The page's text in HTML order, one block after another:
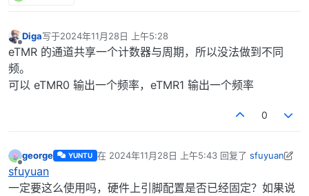
离线
Diga写于2024年11月28日 上午5:28
最后由 编辑
eTMR 的通道共享一个计数器与周期，所以没法做到不同
频。
可以 eTMR0 输出一个频率，eTMR1 输出一个频率
0
离线
george YUNTU 在 2024年11月28日 上午5:43回复了 sfuyuan
最后由 george 编辑2024年11月28日 下午1:45
sfuyuan
一定要这么使用吗，硬件上引脚配置是否已经固定？如果说